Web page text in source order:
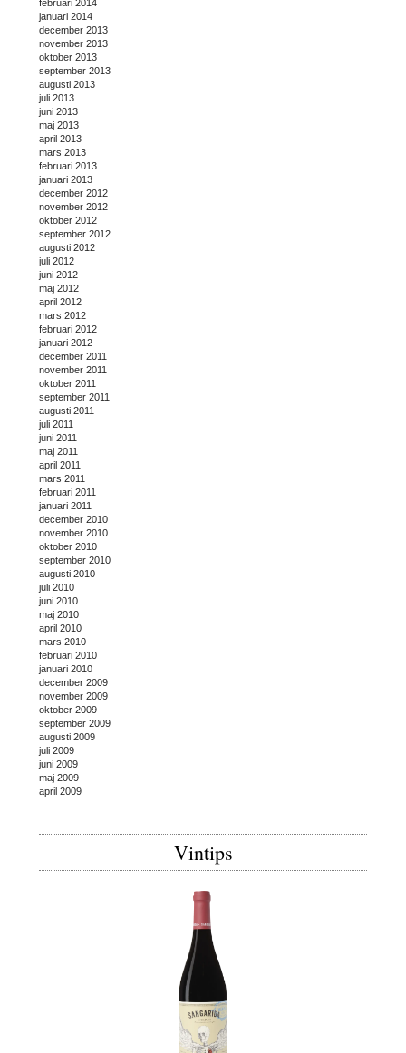
februari 2014
januari 2014
december 2013
november 2013
oktober 2013
september 2013
augusti 2013
juli 2013
juni 2013
maj 2013
april 2013
mars 2013
februari 2013
januari 2013
december 2012
november 2012
oktober 2012
september 2012
augusti 2012
juli 2012
juni 2012
maj 2012
april 2012
mars 2012
februari 2012
januari 2012
december 2011
november 2011
oktober 2011
september 2011
augusti 2011
juli 2011
juni 2011
maj 2011
april 2011
mars 2011
februari 2011
januari 2011
december 2010
november 2010
oktober 2010
september 2010
augusti 2010
juli 2010
juni 2010
maj 2010
april 2010
mars 2010
februari 2010
januari 2010
december 2009
november 2009
oktober 2009
september 2009
augusti 2009
juli 2009
juni 2009
maj 2009
april 2009
Vintips